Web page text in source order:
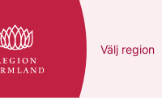
Du har valt
Välj en
region